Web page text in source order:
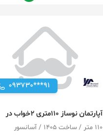
093730***91
آپارتمان نوساز 110متری 2خواب در
کوهک تهران
110 متر / ساخت 1405 / آسانسور